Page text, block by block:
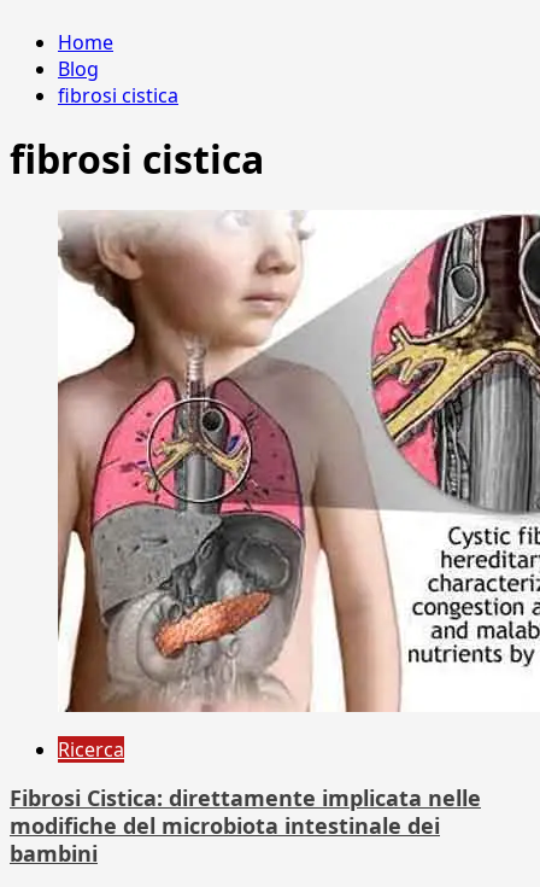
Home
Blog
fibrosi cistica
fibrosi cistica
Ricerca
Fibrosi Cistica: direttamente implicata nelle
modifiche del microbiota intestinale dei
bambini